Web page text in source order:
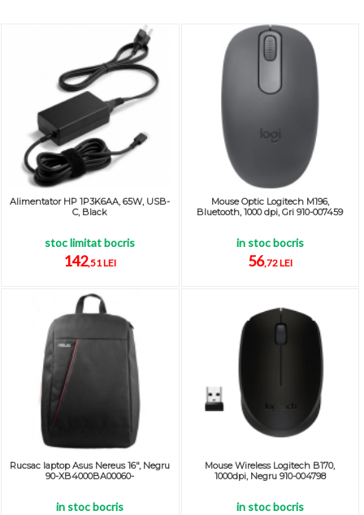
Alimentator HP 1P3K6AA, 65W, USB-
C, Black
stoc limitat bocris
142,51 LEI
Mouse Optic Logitech M196,
Bluetooth, 1000 dpi, Gri 910-007459
in stoc bocris
56,72 LEI
Rucsac laptop Asus Nereus 16", Negru
90-XB4000BA00060-
in stoc bocris
Mouse Wireless Logitech B170,
1000dpi, Negru 910-004798
in stoc bocris